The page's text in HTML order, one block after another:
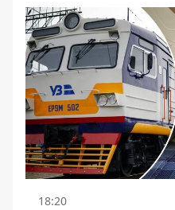
18:20